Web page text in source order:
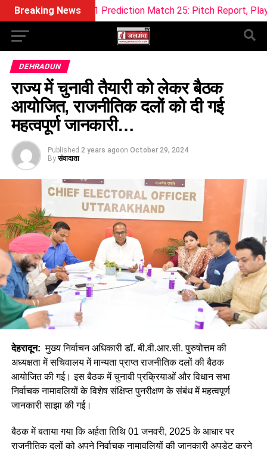
Breaking News
Prediction Match 25: Pitch Report, Playing 11 &
DEHRADUN
राज्य में चुनावी तैयारी को लेकर बैठक
आयोजित, राजनीतिक दलों को दी गई
महत्वपूर्ण जानकारी…
Published 2 years agoon October 29, 2024
By संवादाता
देहरादून: मुख्य निर्वाचन अधिकारी डॉ. बी.वी.आर.सी. पुरुषोत्तम की
अध्यक्षता में सचिवालय में मान्यता प्राप्त राजनीतिक दलों की बैठक
आयोजित की गई। इस बैठक में चुनावी प्रक्रियाओं और विधान सभा
निर्वाचक नामावलियों के विशेष संक्षिप्त पुनरीक्षण के संबंध में महत्वपूर्ण
जानकारी साझा की गई।
बैठक में बताया गया कि अर्हता तिथि 01 जनवरी, 2025 के आधार पर
राजनीतिक दलों को अपने निर्वाचक नामावलियों की जानकारी अपडेट करने